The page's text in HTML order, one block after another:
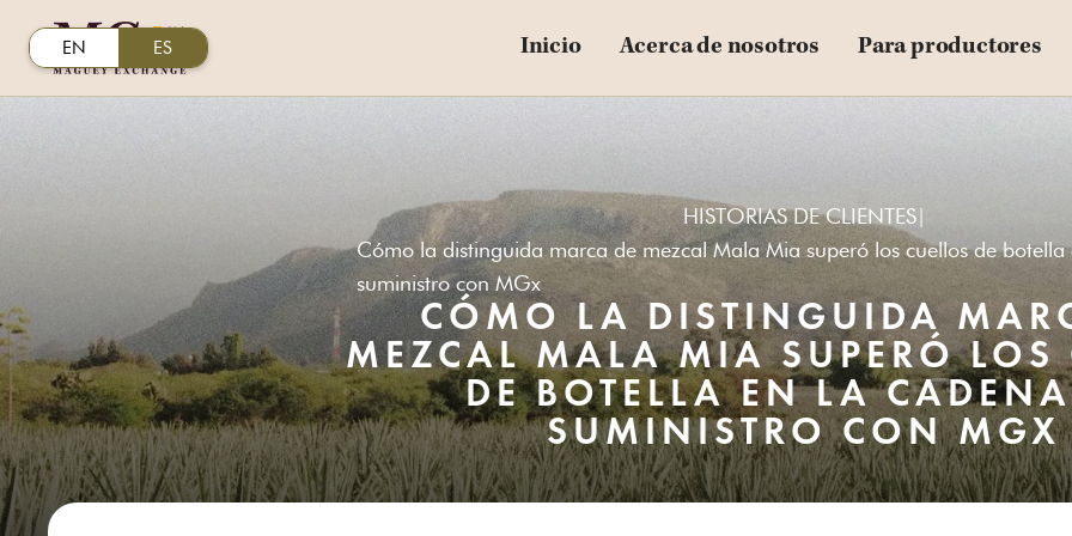
Inicio Acerca de nosotros Para productores
EN ES
HISTORIAS DE CLIENTES|
Cómo la distinguida marca de mezcal Mala Mia superó los cuellos de
suministro con MGx
CÓMO LA DISTINGUIDA
MEZCAL MALA MIA SUPERÓ LOS
DE BOTELLA EN LA
SUMINISTRO CON MGX